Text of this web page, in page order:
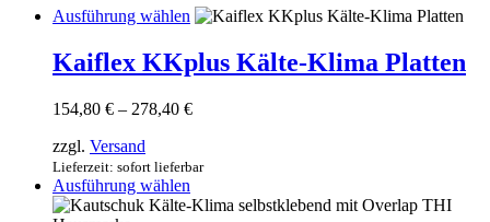
Ausführung wählen Dieses
weist
mehrere
können
der
Kaiflex KKplus Kälte-Klima Platten
154,80 € – 278,40 €Preisspanne:
278,40 €
zzgl. Versand
Lieferzeit: sofort lieferbar
Ausführung wählen
Produkt